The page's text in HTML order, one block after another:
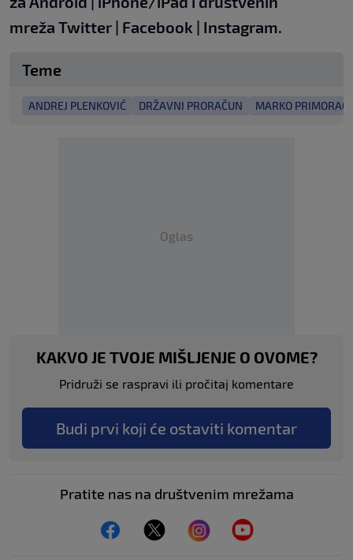
mreža Twitter | Facebook | Instagram.
Teme
ANDREJ PLENKOVIĆ DRŽAVNI PRORAČUN MARKO PRIMORAC
Oglas
KAKVO JE TVOJE MIŠLJENJE O OVOME?
Pridruži se raspravi ili pročitaj komentare
Budi prvi koji će ostaviti komentar
Pratite nas na društvenim mrežama